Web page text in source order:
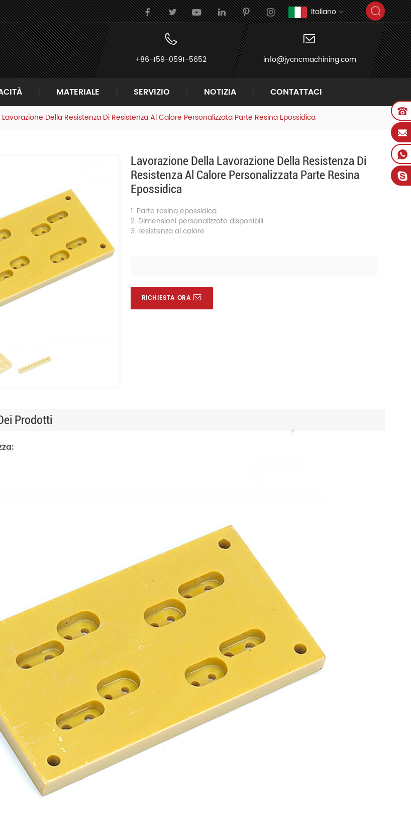
Italiano
+86-159-0591-5652 info@jycncmachining.com
MATERIALE SERVIZIO NOTIZIA CONTATTACI
Della Resistenza Di Resistenza Al Calore Personalizzata Parte Resina Epossidica
Lavorazione Della Lavorazione Della Resistenza Di
Resistenza Al Calore Personalizzata Parte Resina
Epossidica
1. Parte resina epossidica
2. Dimensioni personalizzate disponibili
3. resistenza al calore
RICHIESTA ORA
Prodotti